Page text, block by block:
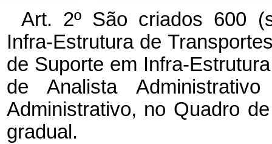
Art. 2º São criados 600
Infra-Estrutura de
de Suporte em Infra-
de Analista
Administrativo, no Quadro
gradual.